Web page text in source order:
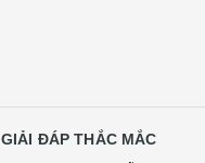
GIẢI ĐÁP THẮC MẮC